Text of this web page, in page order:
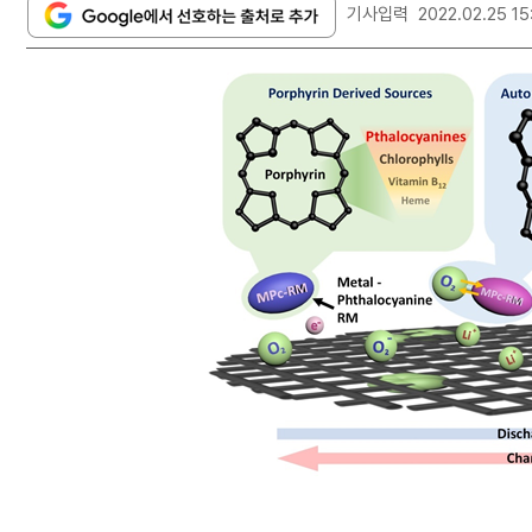
기사입력 2022.02.25